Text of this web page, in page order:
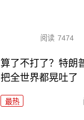
阅读 7474
算了不打了？特朗
把全世界都晃吐了
最热